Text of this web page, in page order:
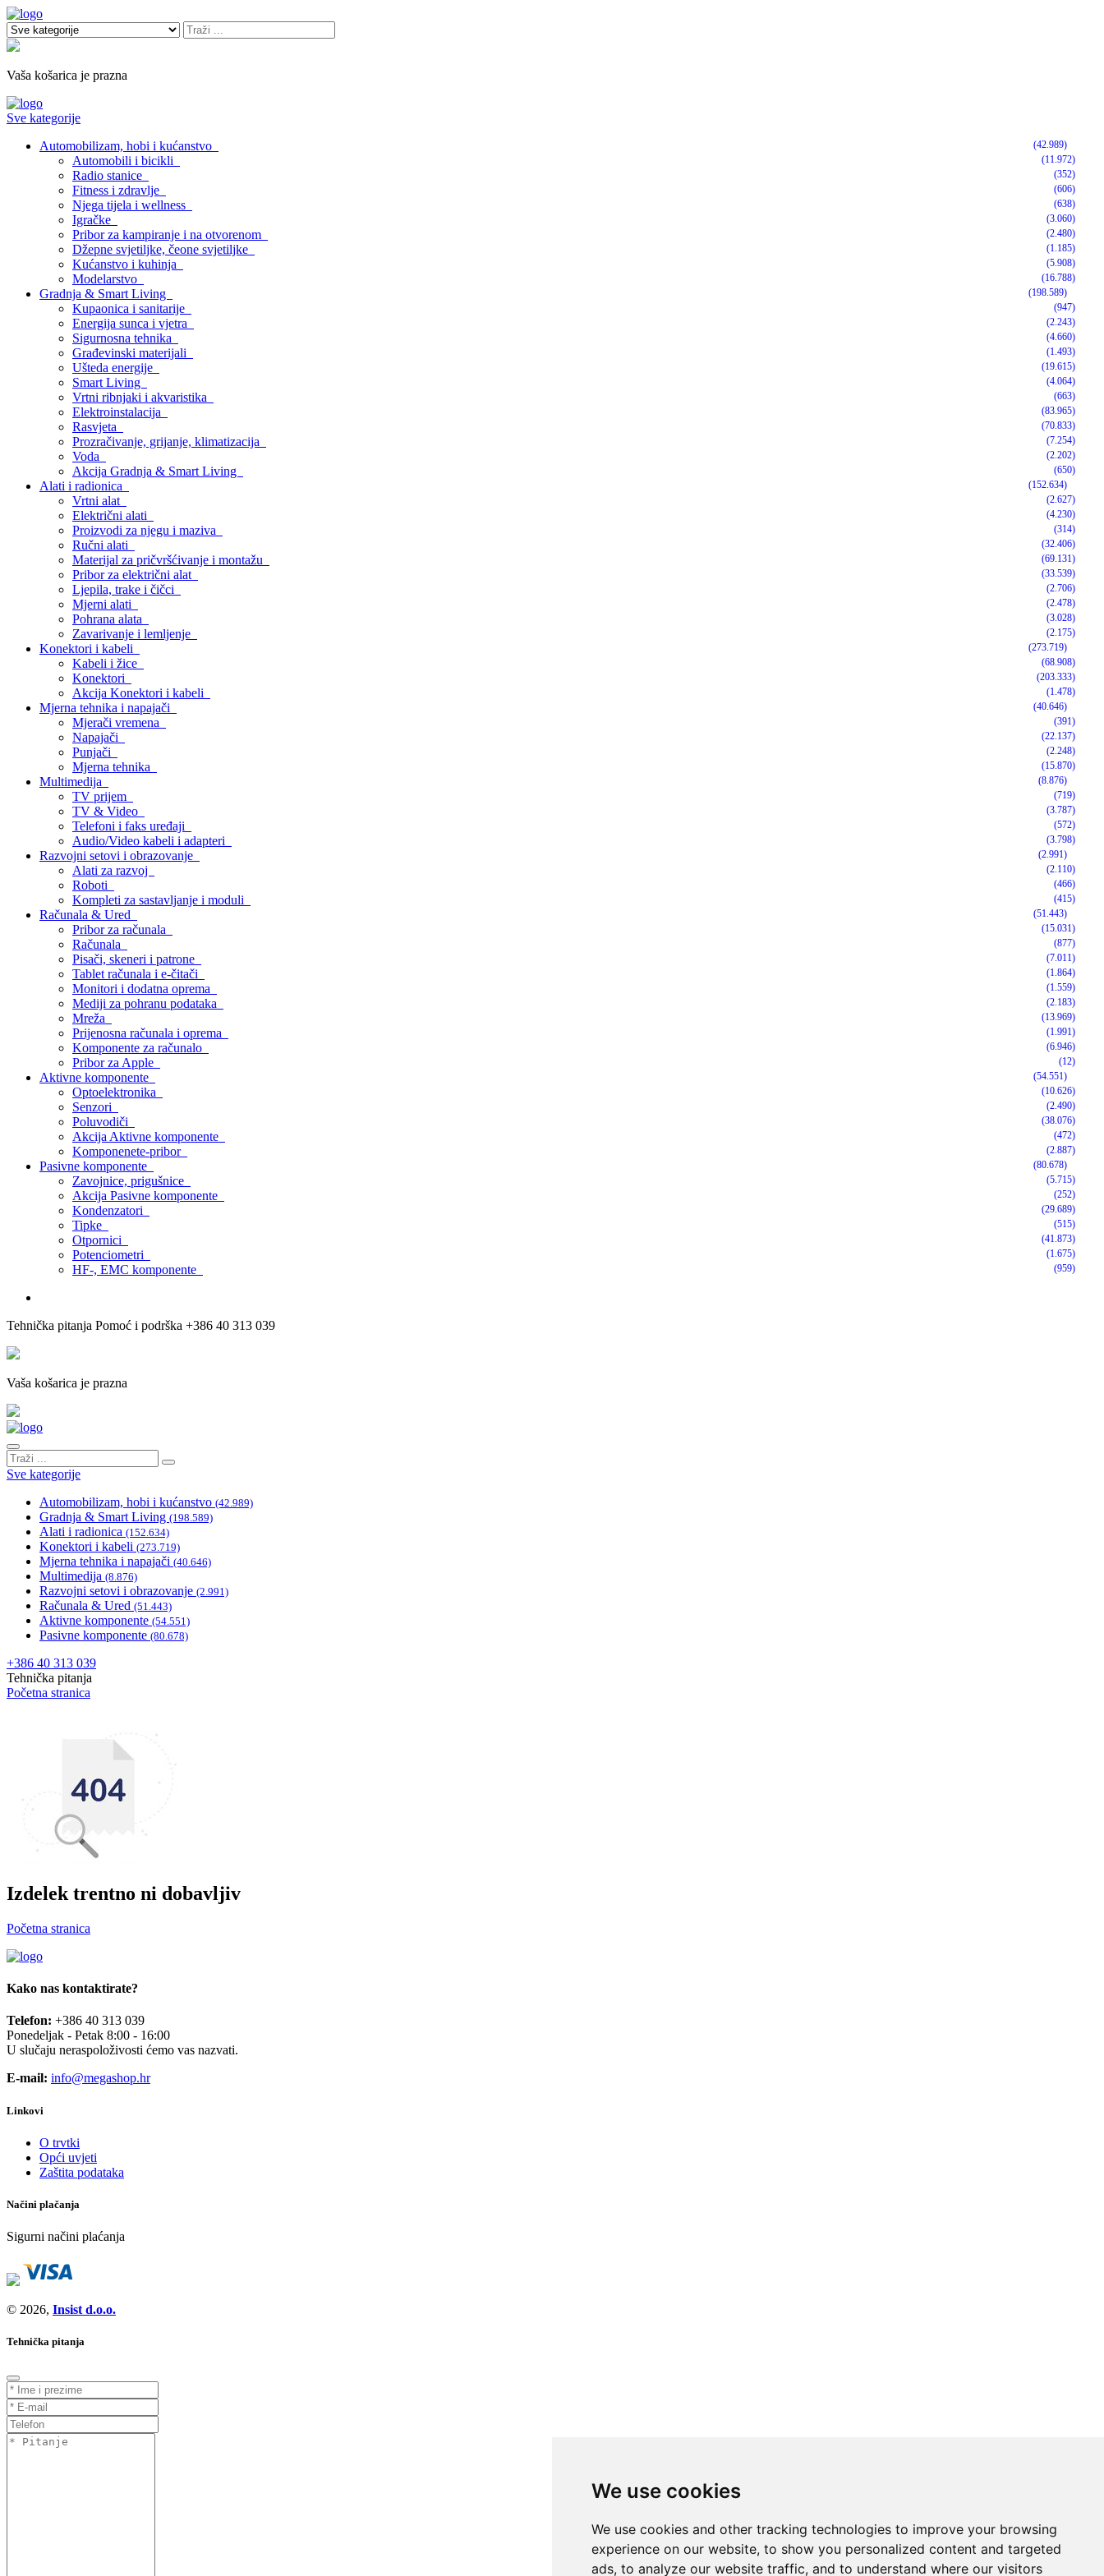
We use cookies
We use cookies and other tracking technologies to improve your browsing
experience on our website, to show you personalized content and targeted
ads, to analyze our website traffic, and to understand where our visitors
Vaša košarica je prazna
Sve kategorije
Automobilizam, hobi i kućanstvo
(42.989)
Automobili i bicikli (11.972)
Radio stanice (352)
Fitness i zdravlje (606)
Njega tijela i wellness (638)
Igračke (3.060)
Pribor za kampiranje i na otvorenom (2.480)
Džepne svjetiljke, čeone svjetiljke (1.185)
Kućanstvo i kuhinja (5.908)
Modelarstvo (16.788)
Gradnja & Smart Living (198.589)
Kupaonica i sanitarije (947)
Energija sunca i vjetra (2.243)
Sigurnosna tehnika (4.660)
Građevinski materijali (1.493)
Ušteda energije (19.615)
Smart Living (4.064)
Vrtni ribnjaki i akvaristika (663)
Elektroinstalacija (83.965)
Rasvjeta (70.833)
Prozračivanje, grijanje, klimatizacija (7.254)
Voda (2.202)
Akcija Gradnja & Smart Living (650)
Alati i radionica (152.634)
Vrtni alat (2.627)
Električni alati (4.230)
Proizvodi za njegu i maziva (314)
Ručni alati (32.406)
Materijal za pričvršćivanje i montažu (69.131)
Pribor za električni alat (33.539)
Ljepila, trake i čičci (2.706)
Mjerni alati (2.478)
Pohrana alata (3.028)
Zavarivanje i lemljenje (2.175)
Konektori i kabeli (273.719)
Kabeli i žice (68.908)
Konektori (203.333)
Akcija Konektori i kabeli (1.478)
Mjerna tehnika i napajači (40.646)
Mjerači vremena (391)
Napajači (22.137)
Punjači (2.248)
Mjerna tehnika (15.870)
Multimedija (8.876)
TV prijem (719)
TV & Video (3.787)
Telefoni i faks uređaji (572)
Audio/Video kabeli i adapteri (3.798)
Razvojni setovi i obrazovanje (2.991)
Alati za razvoj (2.110)
Roboti (466)
Kompleti za sastavljanje i moduli (415)
Računala & Ured (51.443)
Pribor za računala (15.031)
Računala (877)
Pisači, skeneri i patrone (7.011)
Tablet računala i e-čitači (1.864)
Monitori i dodatna oprema (1.559)
Mediji za pohranu podataka (2.183)
Mreža (13.969)
Prijenosna računala i oprema (1.991)
Komponente za računalo (6.946)
Pribor za Apple (12)
Aktivne komponente (54.551)
Optoelektronika (10.626)
Senzori (2.490)
Poluvodiči (38.076)
Akcija Aktivne komponente (472)
Komponenete-pribor (2.887)
Pasivne komponente (80.678)
Zavojnice, prigušnice (5.715)
Akcija Pasivne komponente (252)
Kondenzatori (29.689)
Tipke (515)
Otpornici (41.873)
Potenciometri (1.675)
HF-, EMC komponente (959)
Tehnička pitanja Pomoć i podrška +386 40 313 039
Vaša košarica je prazna
Sve kategorije
Automobilizam, hobi i kućanstvo (42.989)
Gradnja & Smart Living (198.589)
Alati i radionica (152.634)
Konektori i kabeli (273.719)
Mjerna tehnika i napajači (40.646)
Multimedija (8.876)
Razvojni setovi i obrazovanje (2.991)
Računala & Ured (51.443)
Aktivne komponente (54.551)
Pasivne komponente (80.678)
+386 40 313 039
Tehnička pitanja
Početna stranica
Izdelek trentno ni dobavljiv
Početna stranica
Kako nas kontaktirate?
Telefon: +386 40 313 039
Ponedeljak - Petak 8:00 - 16:00
U slučaju neraspoloživosti ćemo vas nazvati.
E-mail: info@megashop.hr
Linkovi
O trvtki
Opći uvjeti
Zaštita podataka
Načini plačanja
Sigurni načini plaćanja
© 2026, Insist d.o.o.
Tehnička pitanja